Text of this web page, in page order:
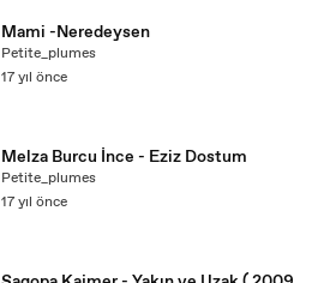
Mami -Neredeysen
Petite_plumes
17 yıl önce
Melza Burcu İnce - Eziz Dostum
Petite_plumes
17 yıl önce